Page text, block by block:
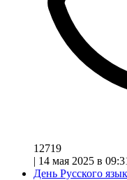
12719
| 14 мая 2025 в
День Русского